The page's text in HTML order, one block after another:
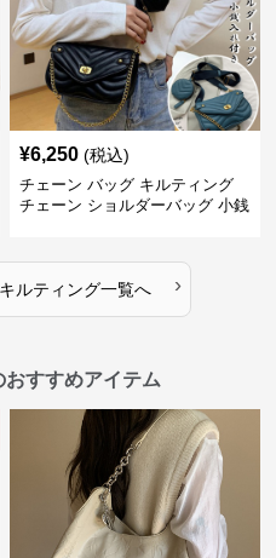
¥6,250 (税込)
チェーン バッグ キルティング
チェーン ショルダーバッグ 小銭
ルティング一覧へ ›
すすめアイテム